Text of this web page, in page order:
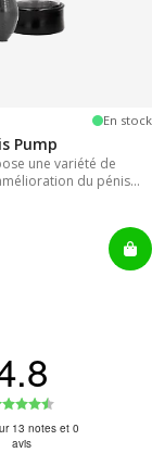
En stock
Pump
une variété de
du pénis
:
13 notes et 0
avis